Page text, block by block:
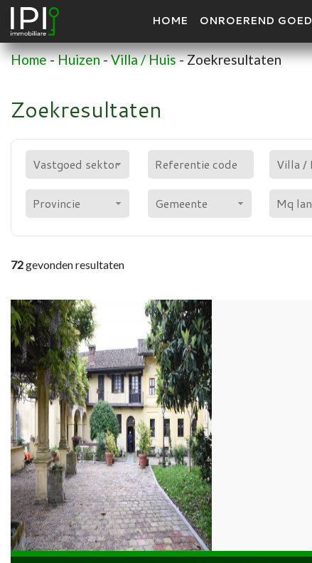
HOME ONROEREND GOED
Home-Huizen-Villa / Huis-Zoekresultaten
Zoekresultaten
Vastgoed sektor
Provincie Gemeente
72gevonden resultaten